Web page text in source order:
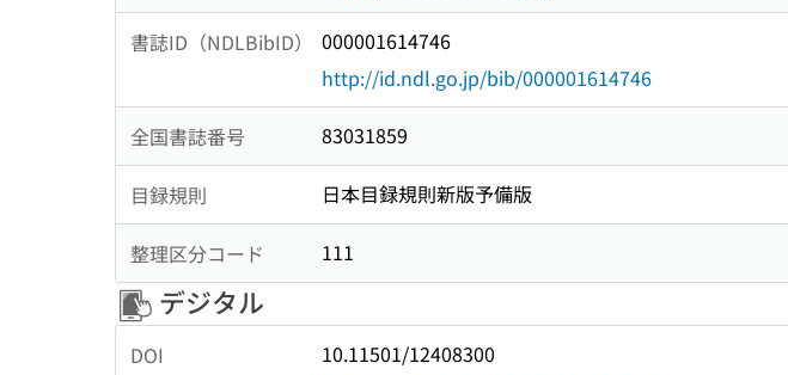
書誌ID（NDLBibID）
000001614746
http://id.ndl.go.jp/bib/000001614746
全国書誌番号 83031859
目録規則 日本目録規則新版予備版
整理区分コード 111
デジタル
DOI
10.11501/12408300